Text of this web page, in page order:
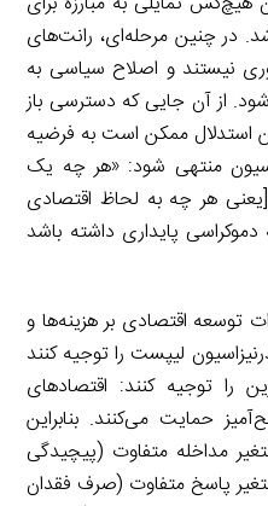
در چنین مرحله‌ای، رانت‌های
نیستند و اصلاح سیاسی به
از آن جایی که دسترسی باز
استدلال ممکن است به فرضیه
منتهی شود: «هر چه یک
هر چه به لحاظ اقتصادی
دموکراسی پایداری داشته باشد
توسعه اقتصادی بر هزینه‌ها و
لیپست را توجیه کنند
را توجیه کنند: اقتصادهای
حمایت می‌کنند. بنابراین
مداخله متفاوت (پیچیدگی
پاسخ متفاوت (صرف فقدان